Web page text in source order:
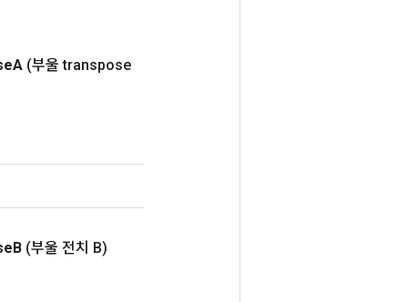
A (부울 transpose
B (부울 전치 B)